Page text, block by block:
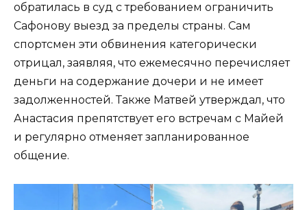
обратилась в суд с требованием ограничить
Сафонову выезд за пределы страны. Сам
спортсмен эти обвинения категорически
отрицал, заявляя, что ежемесячно перечисляет
деньги на содержание дочери и не имеет
задолженностей. Также Матвей утверждал, что
Анастасия препятствует его встречам с Майей
и регулярно отменяет запланированное
общение.